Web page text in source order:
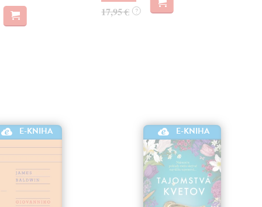
17,95 € ?
E-KNIHA E-KNIHA